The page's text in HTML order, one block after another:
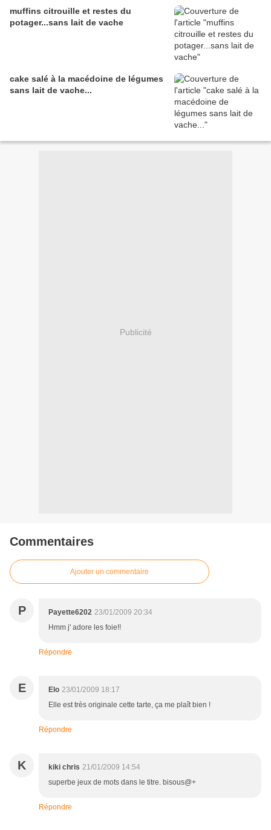
muffins citrouille et restes du
potager...sans lait de vache
cake salé à la macédoine de légumes
sans lait de vache...
Publicité
Commentaires
Ajouter un commentaire
P Payette6202 23/01/2009 20:34
Hmm j' adore les foie!!
Répondre
E Elo 23/01/2009 18:17
Elle est très originale cette tarte, ça me plaît bien !
Répondre
K kiki chris 21/01/2009 14:54
superbe jeux de mots dans le titre. bisous@+
Répondre